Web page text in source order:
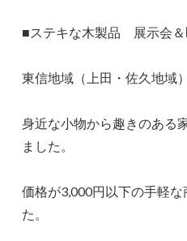
■ステキな木製品 展示会＆
東信地域（上田・佐久地域
身近な小物から趣きのある
ました。
価格が3,000円以下の手軽
た。